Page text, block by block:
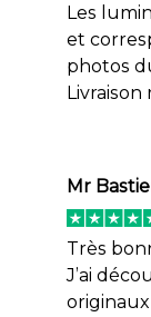
Les
et
photos
Livraison
Mr
Très
J’ai